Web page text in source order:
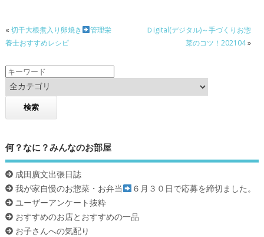
o
o
k
« 切干大根煮入り卵焼き
管理栄
養士おすすめレシピ
Ｄigital(デジタル)～手づくりお惣
菜のコツ！202104»
何？なに？みんなのお部屋
成田廣文出張日誌
我が家自慢のお惣菜・お弁当
６月３０日で応募を締切ました。
ユーザーアンケート抜粋
おすすめのお店とおすすめの一品
お子さんへの気配り